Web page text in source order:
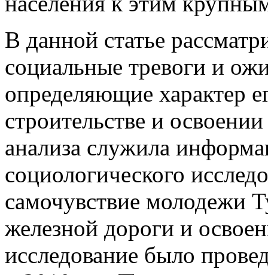
В данной статье
социальные тревоги и
определяющие характер
строительстве и
анализа служила
социологического
самочувствие молодежи
железной дороги и
исследование было